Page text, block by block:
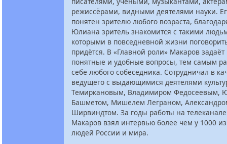
режиссёрами, видными деятелями науки.
понятен зрителю любого возраста,
Юлиана зритель знакомится с такими
которыми в повседневной жизни
придётся. В «Главной роли» Макаров задаёт
понятные и удобные вопросы, тем самым
себе любого собеседника. Сотрудничал в
ведущего с выдающимися деятелями
Темиркановым, Владимиром Федосеевым,
Башметом, Мишелем Леграном,
Ширвиндтом. За годы работы на телеканале
Макаров взял интервью более чем у 1000
людей России и мира.